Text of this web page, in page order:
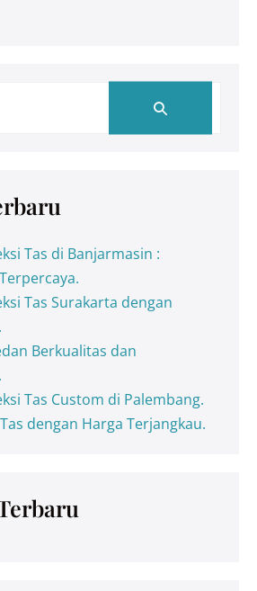
Tas di Banjarmasin :
Tas Surakarta dengan
Berkualitas dan
Tas Custom di Palembang.
dengan Harga Terjangkau.